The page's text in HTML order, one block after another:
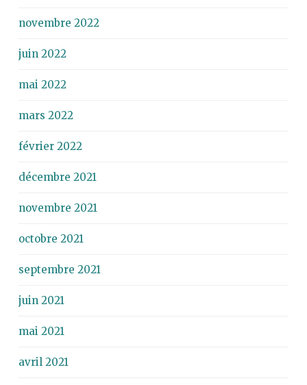
novembre 2022
juin 2022
mai 2022
mars 2022
février 2022
décembre 2021
novembre 2021
octobre 2021
septembre 2021
juin 2021
mai 2021
avril 2021